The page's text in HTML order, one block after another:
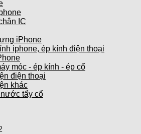
IC
iPhone
iphone, ép kính điện thoại
móc - ép kính - ép cổ
điện thoại
khác
tẩy cổ